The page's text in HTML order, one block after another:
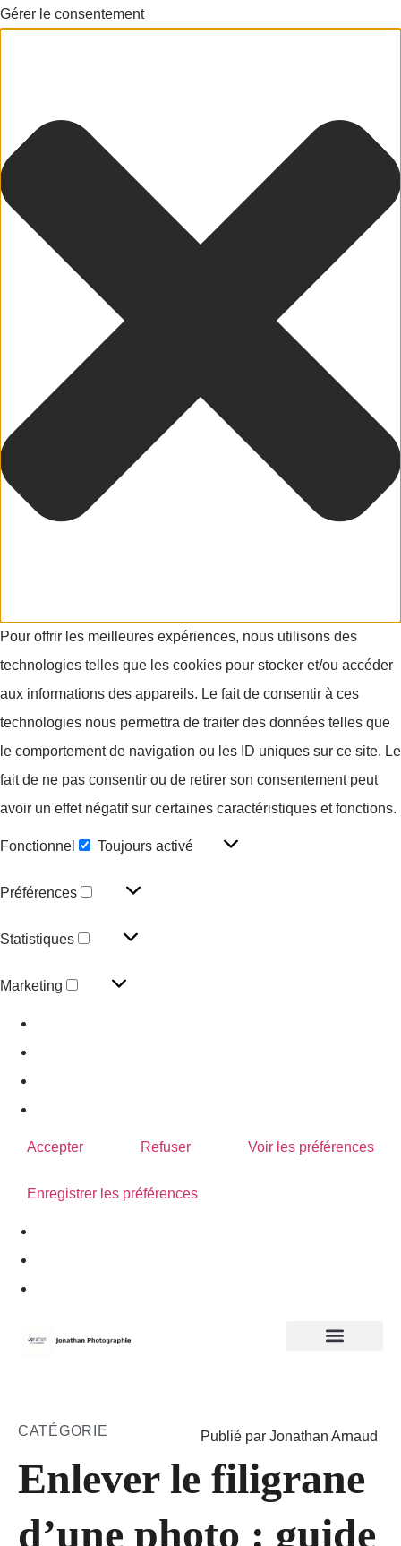
Gérer le consentement
Pour offrir les meilleures expériences, nous utilisons des
technologies telles que les cookies pour stocker et/ou accéder
aux informations des appareils. Le fait de consentir à ces
technologies nous permettra de traiter des données telles que
le comportement de navigation ou les ID uniques sur ce site. Le
fait de ne pas consentir ou de retirer son consentement peut
avoir un effet négatif sur certaines caractéristiques et fonctions.
Fonctionnel Toujours activé
Préférences
Statistiques
Marketing
Accepter Refuser Voir les préférences
Enregistrer les préférences
CATÉGORIE Publié par Jonathan Arnaud
Enlever le filigrane
d’une photo : guide